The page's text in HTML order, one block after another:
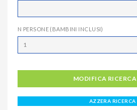
N PERSONE (BAMBINI INCLUSI)
1
MODIFICA RICERCA
AZZERA RICERCA